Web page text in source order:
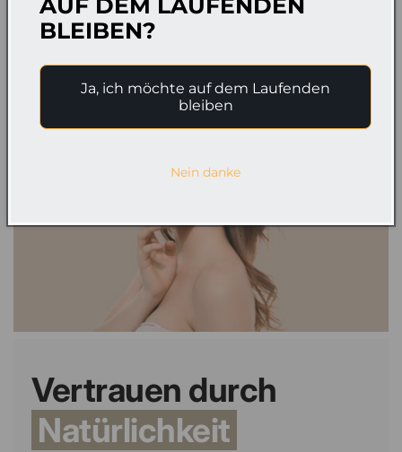
Vertrauen durch
Natürlichkeit
BLEIBEN?
Ja, ich möchte auf dem Laufenden
bleiben
Nein danke